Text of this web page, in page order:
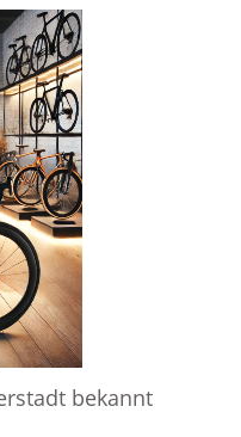
bekannt